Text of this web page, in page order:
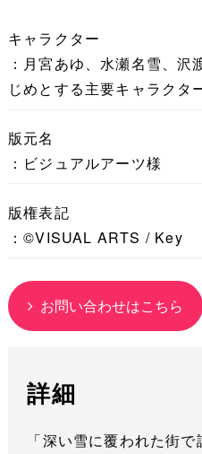
キャラクター
：月宮あゆ、水瀬名雪、
じめとする主要キャラクタ
版元名
：ビジュアルアーツ様
版権表記
：©VISUAL ARTS / Key
お問い合わせはこちら
詳細
「深い雪に覆われた街